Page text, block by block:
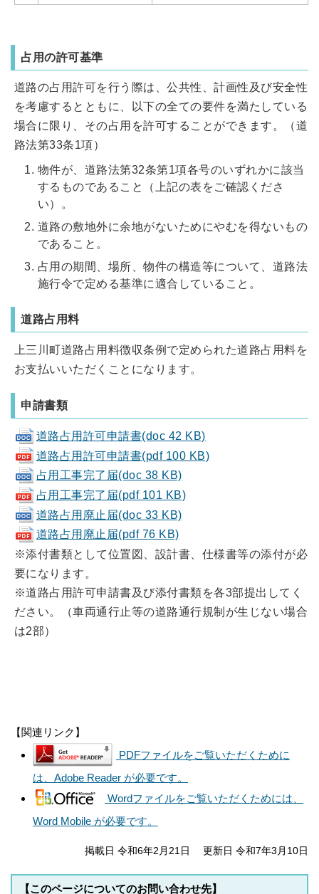
占用の許可基準
道路の占用許可を行う際は、公共性、計画性及び安全性
を考慮するとともに、以下の全ての要件を満たしている
場合に限り、その占用を許可することができます。（道
路法第33条1項）
物件が、道路法第32条第1項各号のいずれかに該当
するものであること（上記の表をご確認くださ
い）。
道路の敷地外に余地がないためにやむを得ないもの
であること。
占用の期間、場所、物件の構造等について、道路法
施行令で定める基準に適合していること。
道路占用料
上三川町道路占用料徴収条例で定められた道路占用料を
お支払いいただくことになります。
申請書類
道路占用許可申請書(doc 42 KB)
道路占用許可申請書(pdf 100 KB)
占用工事完了届(doc 38 KB)
占用工事完了届(pdf 101 KB)
道路占用廃止届(doc 33 KB)
道路占用廃止届(pdf 76 KB)
※添付書類として位置図、設計書、仕様書等の添付が必
要になります。
※道路占用許可申請書及び添付書類を各3部提出してく
ださい。（車両通行止等の道路通行規制が生じない場合
は2部）
【関連リンク】
PDFファイルをご覧いただくために
は、Adobe Reader が必要です。
Wordファイルをご覧いただくためには、
Word Mobile が必要です。
掲載日 令和6年2月21日 更新日 令和7年3月10日
【このページについてのお問い合わせ先】